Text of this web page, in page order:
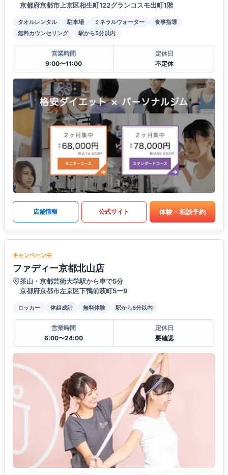
京都府京都市上京区相生町122グランコスモ出町1階
タオルレンタル 駐車場 ミネラルウォーター
食事指導
無料カウンセリング
駅から5分以内
営業時間
9:00〜11:00
定休日
不定休
店舗情報 公式サイト 体験・相談予約
キャンペーン中
ファディー京都北山店
茶山・京都芸術大学駅から車で5分
京都府京都市左京区下鴨前萩町5ー9
ロッカー 体組成計 無料体験 駅から5分以内
営業時間
6:00〜24:00
定休日
要確認